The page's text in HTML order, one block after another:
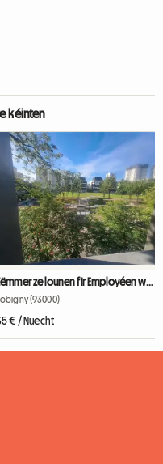
kéinten
(93000)
€ / Nuecht